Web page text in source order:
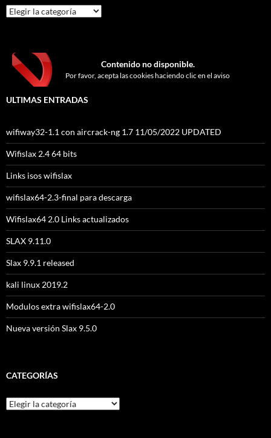
Categorías
Contenido no disponible.
Por favor, acepta las cookies haciendo clic en el aviso
ULTIMAS ENTRADAS
wifiway32-1.1 con aircrack-ng 1.7 11/05/2022 UPDATED
Wifislax 2.4 64 bits
Links isos wifislax
wifislax64-2.3-final para descarga
Wifislax64 2.0 Links actualizados
SLAX 9.11.0
Slax 9.9.1 released
kali linux 2019.2
Modulos extra wifislax64-2.0
Nueva versión Slax 9.5.0
CATEGORÍAS